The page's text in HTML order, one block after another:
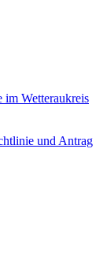
im Wetteraukreis
und Antrag